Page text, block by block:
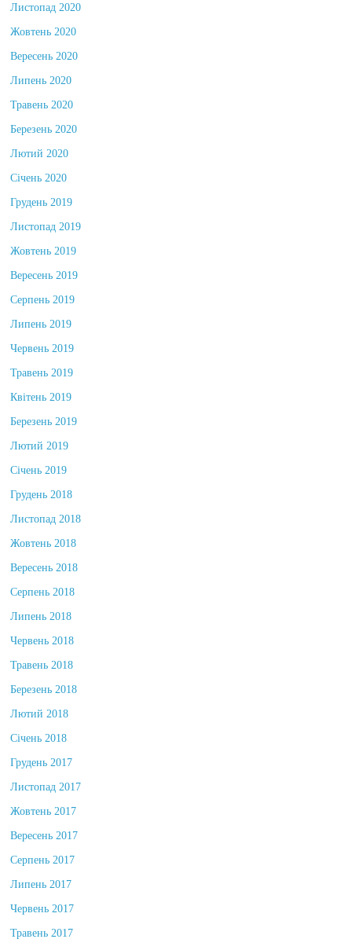
Листопад 2020
Жовтень 2020
Вересень 2020
Липень 2020
Травень 2020
Березень 2020
Лютий 2020
Січень 2020
Грудень 2019
Листопад 2019
Жовтень 2019
Вересень 2019
Серпень 2019
Липень 2019
Червень 2019
Травень 2019
Квітень 2019
Березень 2019
Лютий 2019
Січень 2019
Грудень 2018
Листопад 2018
Жовтень 2018
Вересень 2018
Серпень 2018
Липень 2018
Червень 2018
Травень 2018
Березень 2018
Лютий 2018
Січень 2018
Грудень 2017
Листопад 2017
Жовтень 2017
Вересень 2017
Серпень 2017
Липень 2017
Червень 2017
Травень 2017